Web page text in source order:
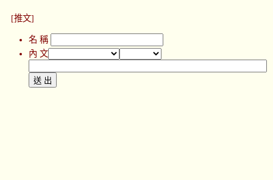
[推文]
名 稱
內 文